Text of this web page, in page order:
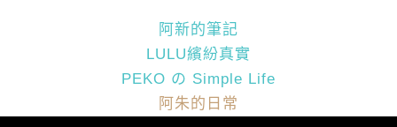
阿新的筆記
LULU繽紛真實
PEKO の Simple Life
阿朱的日常